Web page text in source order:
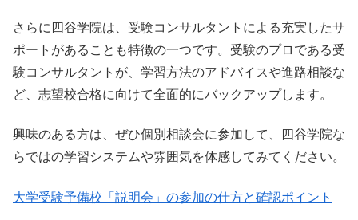
さらに四谷学院は、受験コンサルタントによる充実したサ
ポートがあることも特徴の一つです。受験のプロである受
験コンサルタントが、学習方法のアドバイスや進路相談な
ど、志望校合格に向けて全面的にバックアップします。
興味のある方は、ぜひ個別相談会に参加して、四谷学院な
らではの学習システムや雰囲気を体感してみてください。
大学受験予備校「説明会」の参加の仕方と確認ポイント